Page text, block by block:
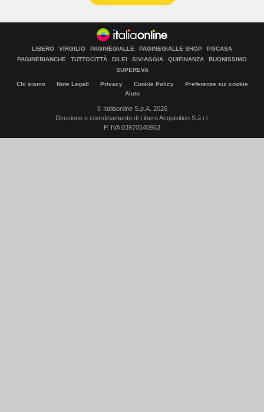
LIBERO VIRGILIO PAGINEGIALLE PAGINEGIALLE SHOP
PGCASA
PAGINEBIANCHE
TUTTOCITTÀ DILEI SIVIAGGIA QUIFINANZA
BUONISSIMO
SUPEREVA
Chi siamo Note Legali Privacy Cookie Policy
Preferenze sui cookie
Aiuto
© Italiaonline S.p.A. 2026
Direzione e coordinamento di Libero Acquisition S.á r.l.
P. IVA 03970540963